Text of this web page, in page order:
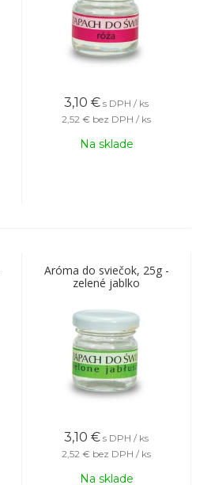
3,10 € s DPH / ks
2,52 € bez DPH / ks
Na sklade
Aróma do sviečok, 25g -
zelené jablko
3,10 € s DPH / ks
2,52 € bez DPH / ks
Na sklade